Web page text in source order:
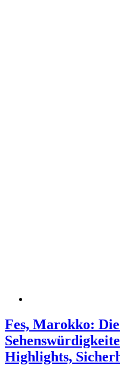
Fes, Marokko: Die
Highlights,